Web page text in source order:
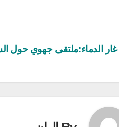
غار الدماء:ملتقى جهوي حول